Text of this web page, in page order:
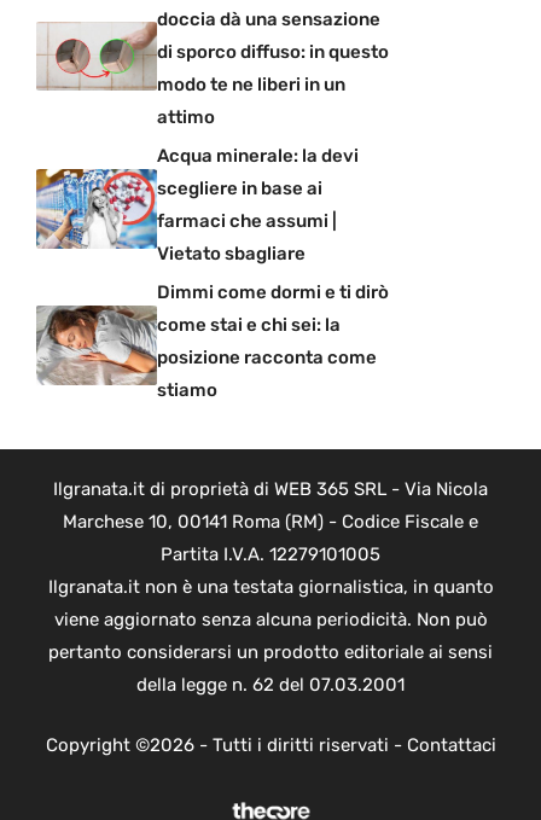
doccia dà una sensazione
di sporco diffuso: in questo
modo te ne liberi in un
attimo
Acqua minerale: la devi
scegliere in base ai
farmaci che assumi |
Vietato sbagliare
Dimmi come dormi e ti dirò
come stai e chi sei: la
posizione racconta come
stiamo
Ilgranata.it di proprietà di WEB 365 SRL - Via Nicola
Marchese 10, 00141 Roma (RM) - Codice Fiscale e
Partita I.V.A. 12279101005
Ilgranata.it non è una testata giornalistica, in quanto
viene aggiornato senza alcuna periodicità. Non può
pertanto considerarsi un prodotto editoriale ai sensi
della legge n. 62 del 07.03.2001
Copyright ©2026 - Tutti i diritti riservati - Contattaci